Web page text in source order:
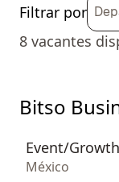
Filtrar por
8 vacantes
Bitso
Event/
México